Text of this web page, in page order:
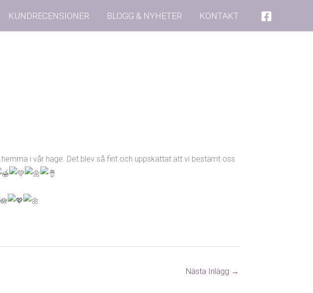
KUNDRECENSIONER BLOGG & NYHETER KONTAKT
i vår hage. Det blev så fint och uppskattat att vi bestämt oss
Nästa Inlägg →